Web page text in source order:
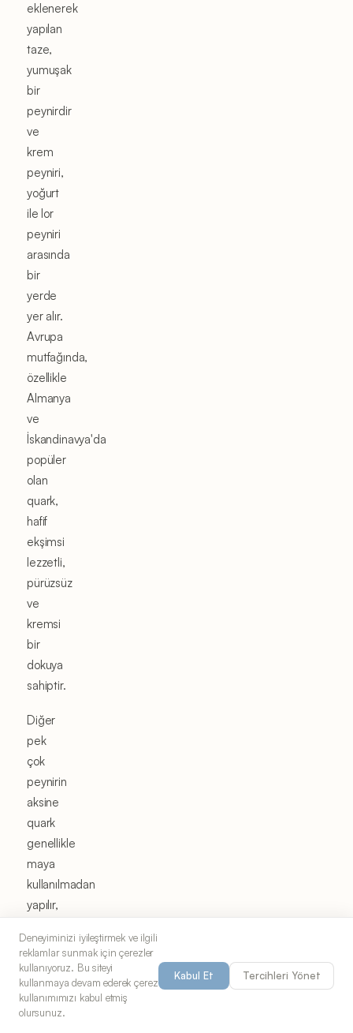
eklenerek
yapılan
taze,
yumuşak
bir
peynirdir
ve
krem
peyniri,
yoğurt
ile lor
peyniri
arasında
bir
yerde
yer alır.
Avrupa
mutfağında,
özellikle
Almanya
ve
İskandinavya'da
popüler
olan
quark,
hafif
ekşimsi
lezzetli,
pürüzsüz
ve
kremsi
bir
dokuya
sahiptir.
Diğer
pek
çok
peynirin
aksine
quark
genellikle
maya
kullanılmadan
yapılır,
onu
vejetaryenler
için
uygun
Deneyiminizi iyileştirmek ve ilgili
reklamlar sunmak için çerezler
kullanıyoruz. Bu siteyi
kullanmaya devam ederek çerez
kullanımımızı kabul etmiş
olursunuz.
Kabul Et Tercihleri Yönet